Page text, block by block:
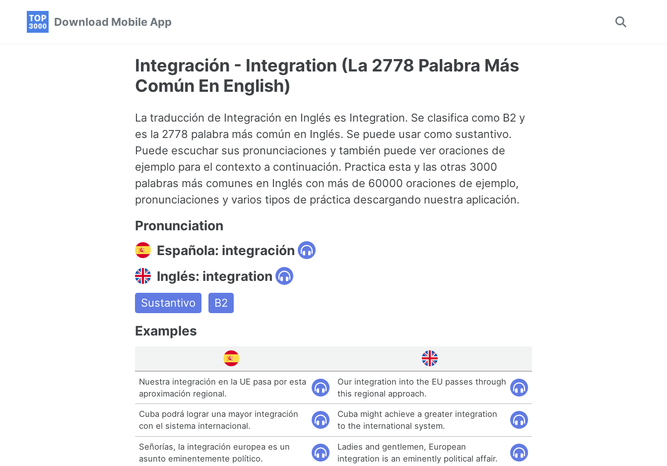
Download Mobile App
Toggle
Integración - Integration (La 2778 Palabra Más
Común En English)
La traducción de Integración en Inglés es Integration. Se clasifica como B2 y
es la 2778 palabra más común en Inglés. Se puede usar como sustantivo.
Puede escuchar sus pronunciaciones y también puede ver oraciones de
ejemplo para el contexto a continuación. Practica esta y las otras 3000
palabras más comunes en Inglés con más de 60000 oraciones de ejemplo,
pronunciaciones y varios tipos de práctica descargando nuestra aplicación.
Pronunciation
Española: integración
Inglés: integration
Sustantivo B2
Examples
Nuestra integración en la UE pasa por esta
aproximación regional.
Our integration into the EU passes through
this regional approach.
Cuba podrá lograr una mayor integración
con el sistema internacional.
Cuba might achieve a greater integration
to the international system.
Señorías, la integración europea es un
asunto eminentemente político.
Ladies and gentlemen, European
integration is an eminently political affair.